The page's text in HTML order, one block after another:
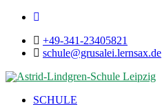
+49-341-23405821
schule@grusalei.lernsax.de
SCHULE